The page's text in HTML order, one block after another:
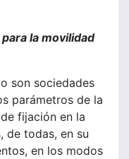
la movilidad
son sociedades
parámetros de la
fijación en la
de todas, en su
en los modos